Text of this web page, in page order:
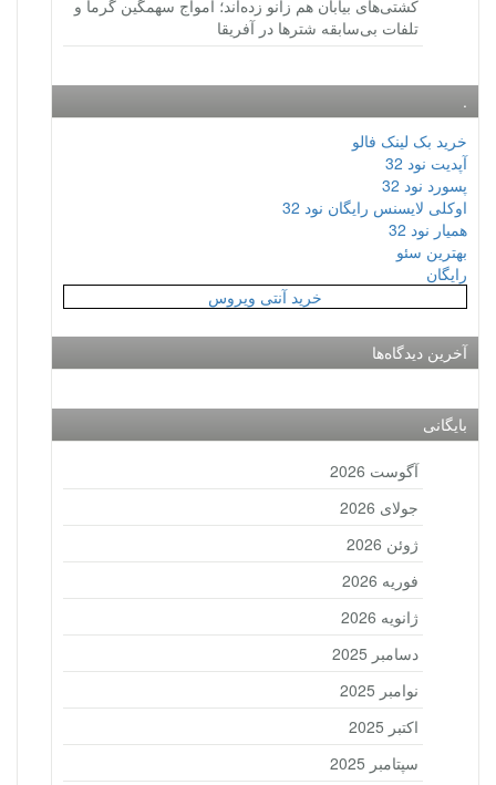
کشتی‌های بیابان هم زانو زده‌اند؛ امواج سهمگین گرما و
تلفات بی‌سابقه شترها در آفریقا
.
خرید بک لینک فالو
آپدیت نود 32
پسورد نود 32
اوکلی لایسنس رایگان نود 32
همیار نود 32
بهترین سئو
رایگان
خرید آنتی ویروس
آخرین دیدگاه‌ها
بایگانی
آگوست 2026
جولای 2026
ژوئن 2026
فوریه 2026
ژانویه 2026
دسامبر 2025
نوامبر 2025
اکتبر 2025
سپتامبر 2025